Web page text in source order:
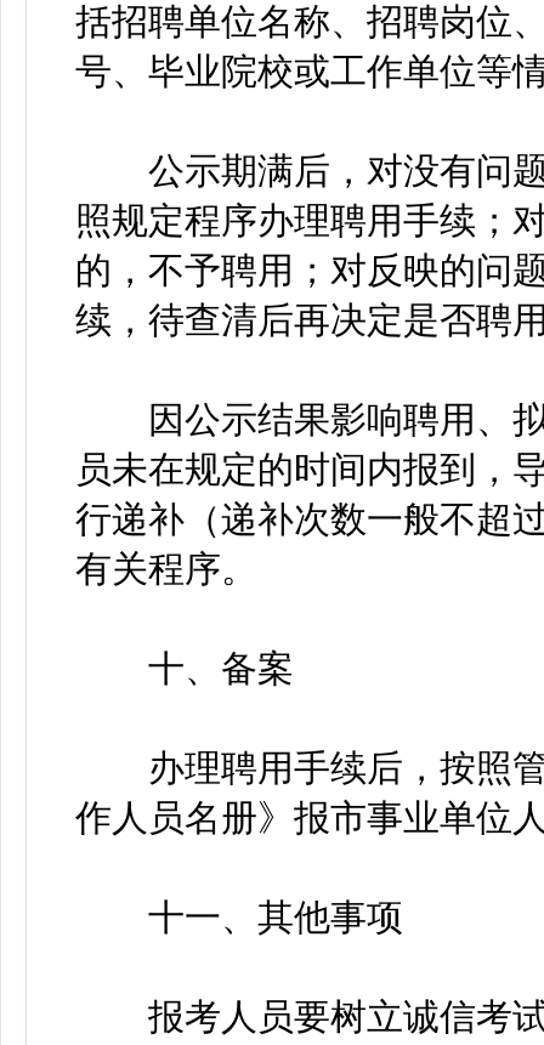
括招聘单位名称、招聘岗位
号、毕业院校或工作单位等
公示期满后，对没有问题
照规定程序办理聘用手续；
的，不予聘用；对反映的问
续，待查清后再决定是否聘
因公示结果影响聘用、拟
员未在规定的时间内报到，
行递补（递补次数一般不超
有关程序。
十、备案
办理聘用手续后，按照管
作人员名册》报市事业单位
十一、其他事项
报考人员要树立诚信考试